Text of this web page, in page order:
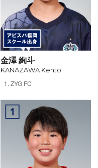
金澤 絢斗
KANAZAWA Kento
ZYG FC